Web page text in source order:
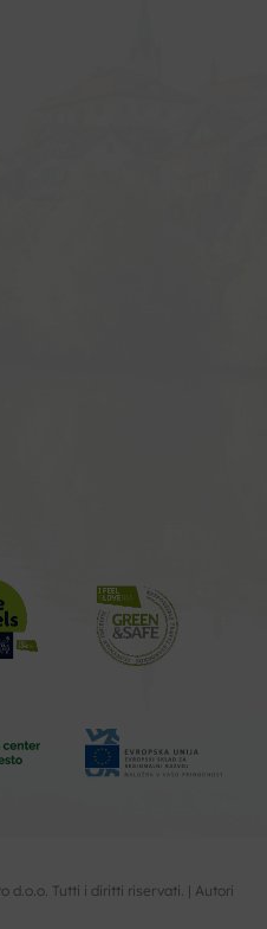
d.o.o. Tutti i diritti riservati. | Autori